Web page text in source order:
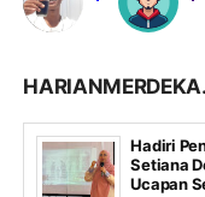
Hadiri
Setiana
Ucapan